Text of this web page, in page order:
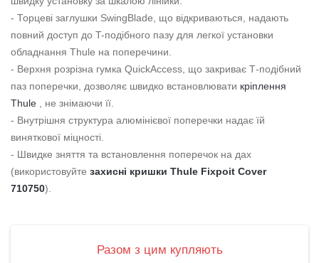
- Торцеві заглушки SwingBlade, що відкриваються, надають
повний доступ до T-подібного пазу для легкої установки
обладнання Thule на поперечини.
- Верхня розрізна гумка QuickAccess, що закриває Т-подібний
паз поперечки, дозволяє швидко встановлювати кріплення
Thule , не знімаючи її.
- Внутрішня структура алюмінієвої поперечки надає їй
виняткової міцності.
- Швидке зняття та встановлення поперечок на дах
(використовуйте захисні кришки Thule Fixpoit Cover
710750).
Разом з цим купляють